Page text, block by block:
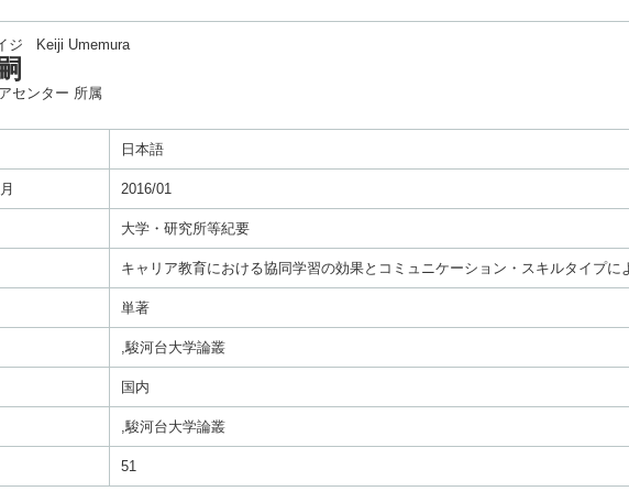
ジ Keiji Umemura
センター 所属
日本語
2016/01
大学・研究所等紀要
キャリア教育における協同学習の効果とコミュニケーション・スキルタイプに
単著
,駿河台大学論叢
国内
,駿河台大学論叢
51